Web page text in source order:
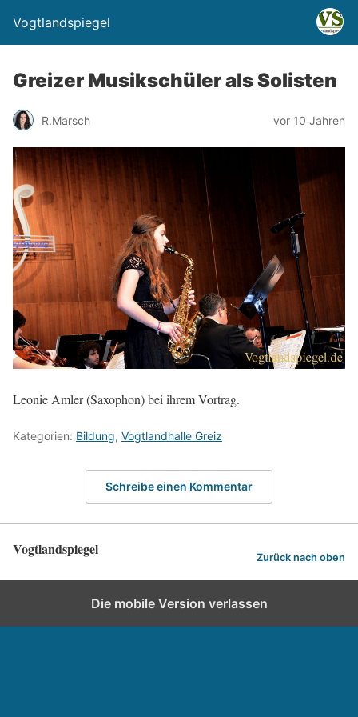
Vogtlandspiegel
Greizer Musikschüler als Solisten
R.Marsch vor 10 Jahren
Leonie Amler (Saxophon) bei ihrem Vortrag.
Kategorien: Bildung, Vogtlandhalle Greiz
Schreibe einen Kommentar
Vogtlandspiegel Zurück nach oben
Die mobile Version verlassen